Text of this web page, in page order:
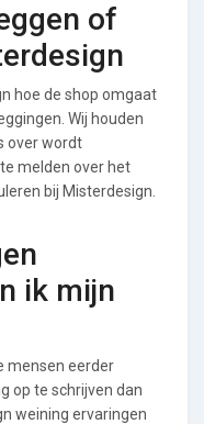
of
hoe de shop omgaat
Wij houden
over wordt
melden over het
bij Misterdesign.
ik mijn
mensen eerder
op te schrijven dan
weining ervaringen